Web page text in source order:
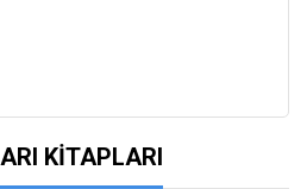
KITAPLARI